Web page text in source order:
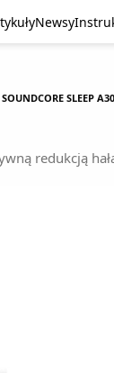
Newsy
SOUNDCORE SLEEP A30
redukcją